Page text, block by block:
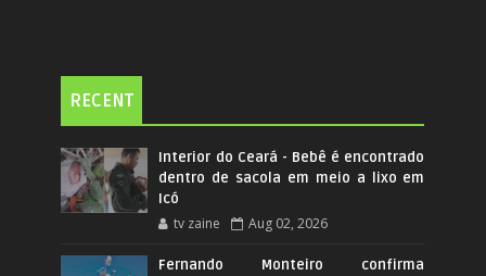
RECENT
Interior do Ceará - Bebê é encontrado
dentro de sacola em meio a lixo em
Icó
tv zaine Aug 02, 2026
Fernando Monteiro confirma